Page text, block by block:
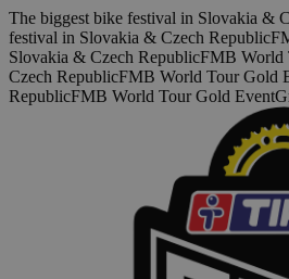
Skočiť na hlavný obsah
The biggest bike festival in Slovakia &
festival in Slovakia & Czech Republic
Slovakia & Czech RepublicFMB World
Czech RepublicFMB World Tour Gold
RepublicFMB World Tour Gold Event